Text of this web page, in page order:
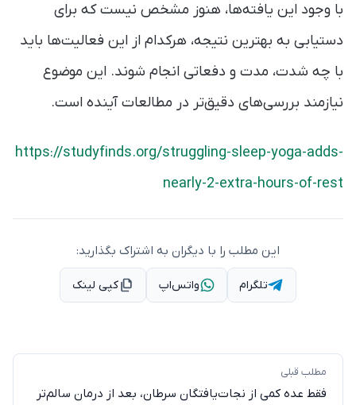
با وجود این یافته‌ها، هنوز مشخص نیست که برای
دستیابی به بهترین نتیجه، هرکدام از این فعالیت‌ها باید
با چه شدت، مدت و دفعاتی انجام شوند. این موضوع
نیازمند بررسی‌های دقیق‌تر در مطالعات آینده است.
https://studyfinds.org/struggling-sleep-yoga-adds-
nearly-2-extra-hours-of-rest
این مطلب را با دیگران به اشتراک بگذارید:
تلگرام واتس‌اپ کپی لینک
مطلب قبلی
فقط عده کمی از نجات‌یافتگان سرطان، بعد از درمان سالم‌تر